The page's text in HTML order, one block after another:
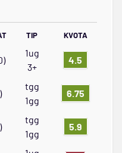
TIP KVOTA
1ug
3+
4.5
tgg
1gg
6.75
tgg
1gg
5.9